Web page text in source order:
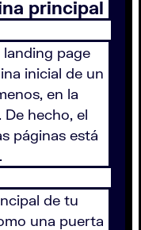
principal
page
inicial de un
en la
De hecho, el
páginas está
de tu
una puerta